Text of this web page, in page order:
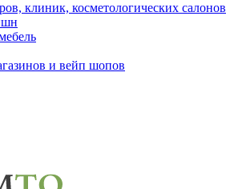
клиник, косметологических салонов
и вейп шопов